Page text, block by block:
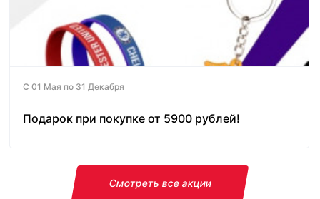
С 01 Мая по 31 Декабря
Подарок при покупке от 5900 рублей!
Смотреть все акции